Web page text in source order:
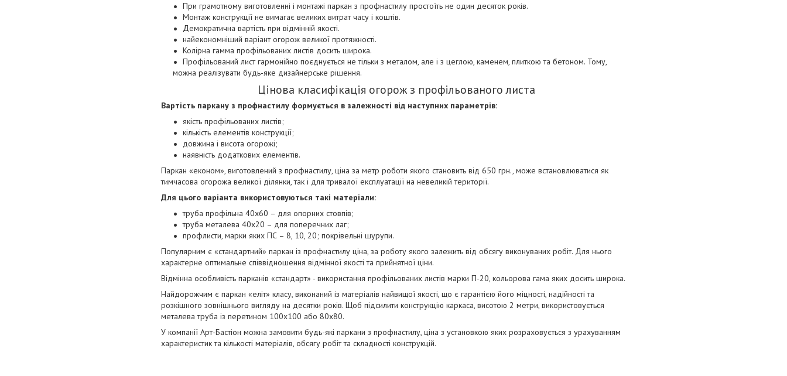
При грамотному виготовленні і монтажі паркан з профнастилу простоїть не один десяток років.
Монтаж конструкції не вимагає великих витрат часу і коштів.
Демократична вартість при відмінній якості.
найекономніший варіант огорож великої протяжності.
Колірна гамма профільованих листів досить широка.
Профільований лист гармонійно поєднується не тільки з металом, але і з цеглою, каменем, плиткою та бетоном. Тому,
можна реалізувати будь-яке дизайнерське рішення.
Цінова класифікація огорож з профільованого листа
Вартість паркану з профнастилу формується в залежності від наступних параметрів:
якість профільованих листів;
кількість елементів конструкції;
довжина і висота огорожі;
наявність додаткових елементів.
Паркан «економ», виготовлений з профнастилу, ціна за метр роботи якого становить від 650 грн., може встановлюватися як
тимчасова огорожа великої ділянки, так і для тривалої експлуатації на невеликій території.
Для цього варіанта використовуються такі матеріали:
труба профільна 40х60 – для опорних стовпів;
труба металева 40х20 – для поперечних лаг;
профлисти, марки яких ПС – 8, 10, 20; покрівельні шурупи.
Популярним є «стандартний» паркан із профнастилу ціна, за роботу якого залежить від обсягу виконуваних робіт. Для нього
характерне оптимальне співвідношення відмінної якості та прийнятної ціни.
Відмінна особливість парканів «стандарт» - використання профільованих листів марки П-20, кольорова гама яких досить широка.
Найдорожчим є паркан «еліт» класу, виконаний із матеріалів найвищої якості, що є гарантією його міцності, надійності та
розкішного зовнішнього вигляду на десятки років. Щоб підсилити конструкцію каркаса, висотою 2 метри, використовується
металева труба із перетином 100х100 або 80х80.
У компанії Арт-Бастіон можна замовити будь-які паркани з профнастилу, ціна з установкою яких розраховується з урахуванням
характеристик та кількості матеріалів, обсягу робіт та складності конструкцій.